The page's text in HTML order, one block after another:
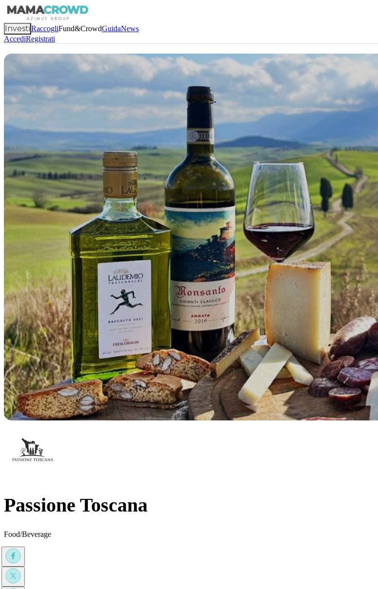
InvestiRaccogliFund&CrowdGuidaNews
AccediRegistrati
Passione Toscana
Food/Beverage